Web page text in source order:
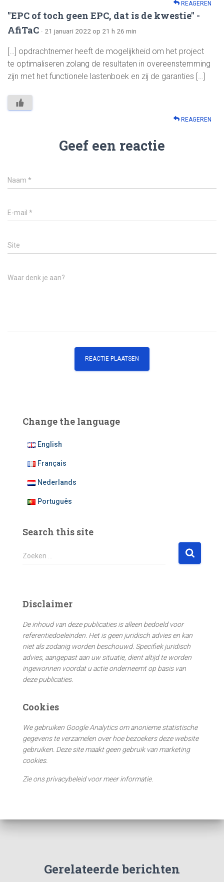
REAGEREN
"EPC of toch geen EPC, dat is de kwestie" -
AfiTaC · 21 januari 2022 op 21 h 26 min
[…] opdrachtnemer heeft de mogelijkheid om het project
te optimaliseren zolang de resultaten in overeenstemming
zijn met het functionele lastenboek en zij de garanties […]
REAGEREN
Geef een reactie
Naam *
E-mail *
Site
Waar denk je aan?
Change the language
English
Français
Nederlands
Português
Search this site
Z
o
n
a
a
r
:
Zoeken …
Disclaimer
De inhoud van deze publicaties is alleen bedoeld voor
referentiedoeleinden. Het is geen juridisch advies en kan
niet als zodanig worden beschouwd. Specifiek juridisch
advies, aangepast aan uw situatie, dient altijd te worden
ingewonnen voordat u actie onderneemt op basis van
deze publicaties.
Cookies
We gebruiken Google Analytics om anonieme statistische
gegevens te verzamelen over hoe bezoekers deze website
gebruiken. Deze site maakt geen gebruik van marketing
cookies.
Zie ons privacybeleid voor meer informatie.
Gerelateerde berichten